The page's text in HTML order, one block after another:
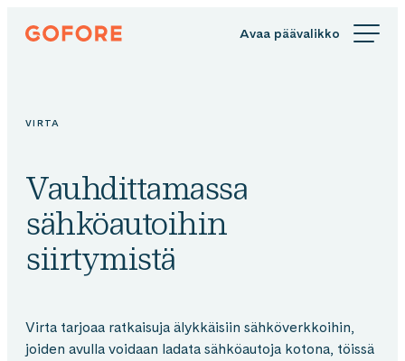
Siirry
suoraan
Gofore
knowledge
VIRTA
Vauhdittamassa
sähköautoihin
siirtymistä
Virta tarjoaa ratkaisuja älykkäisiin sähköverkkoihin,
joiden avulla voidaan ladata sähköautoja kotona, töissä